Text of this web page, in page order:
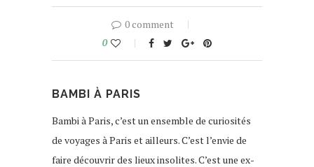
0 comment
0
BAMBI À PARIS
Bambi à Paris, c’est un ensemble de curiosités
de voyages à Paris et ailleurs. C’est l’envie de
faire découvrir des lieux insolites. C’est une ex-